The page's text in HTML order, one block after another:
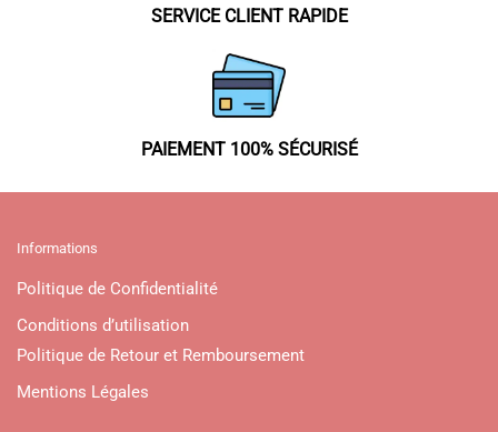
SERVICE CLIENT RAPIDE
PAIEMENT 100% SÉCURISÉ
Informations
Politique de Confidentialité
Conditions d’utilisation
Politique de Retour et Remboursement
Mentions Légales